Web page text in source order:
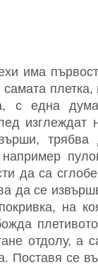
има
с една
изглеждат
трябва
да са
да се
на
отдолу, а
Поставя се